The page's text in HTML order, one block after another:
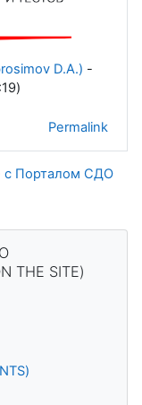
D.A.) -
Permalink
с Порталом СДО
THE SITE)